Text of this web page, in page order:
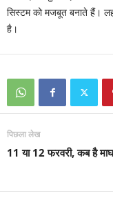
सिस्टम को मजबूत बनाते हैं।
है।
पिछला लेख
11 या 12 फरवरी, कब है माघ